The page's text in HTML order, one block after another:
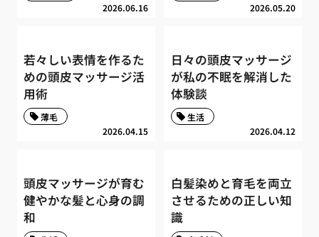
2026.06.16 2026.05.20
若々しい表情を作るた
めの頭皮マッサージ活
用術
2026.04.15
薄毛
日々の頭皮マッサージ
が私の不眠を解消した
体験談
2026.04.12
生活
頭皮マッサージが育む
健やかな髪と心身の調
和
白髪染めと育毛を両立
させるための正しい知
識